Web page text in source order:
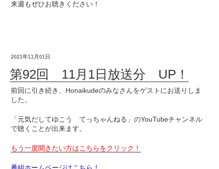
来週もぜひお聴きください！
2021年11月01日
第92回 11月1日放送分 UP！
前回に引き続き、Honaikudeのみなさんをゲストにお送りしま
した。
「元気だしてゆこう てっちゃんねる」のYouTubeチャンネル
で聴くことが出来ます。
もう一度聞きたい方はこちらをクリック！